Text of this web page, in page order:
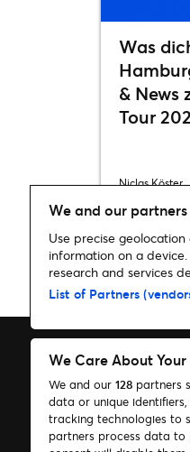
Was
& News
Tour
Niclas Köster
Home»Musik»
Suchen
Cookie-
We and our
Use precise
information on a
research and services
List of Partners
We Care About
We and our 128 partners
data or unique
tracking technologies to
partners process data to